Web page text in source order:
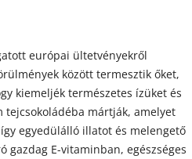
európai ültetvényekről
között termesztik őket,
kiemeljék természetes ízüket és
tejcsokoládéba mártják, amelyet
egyedülálló illatot és melengető
gazdag E-vitaminban, egészséges